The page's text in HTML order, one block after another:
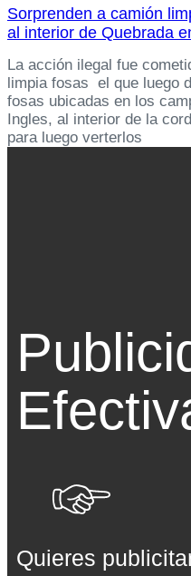
Sorprenden a camión
al interior de Quebrada
La acción ilegal fue
limpia fosas el que luego
fosas ubicadas en los
Ingles, al interior de la
para luego verterlos
Quieres